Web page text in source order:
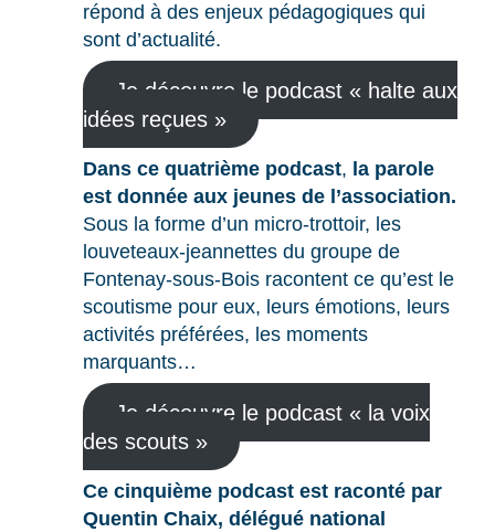
répond à des enjeux pédagogiques qui
sont d’actualité.
Je découvre le podcast « halte aux
idées reçues »
Dans ce quatrième podcast, la parole
est donnée aux jeunes de l’association.
Sous la forme d’un micro-trottoir, les
louveteaux-jeannettes du groupe de
Fontenay-sous-Bois racontent ce qu’est le
scoutisme pour eux, leurs émotions, leurs
activités préférées, les moments
marquants…
Je découvre le podcast « la voix
des scouts »
Ce cinquième podcast est raconté par
Quentin Chaix, délégué national